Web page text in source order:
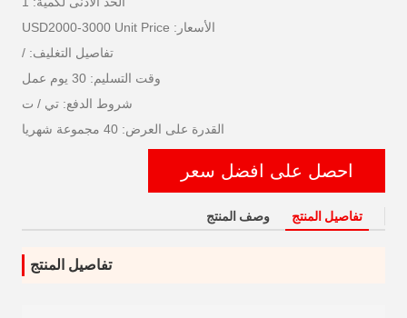
الأسعار: USD2000-3000 Unit Price
تفاصيل التغليف: /
وقت التسليم: 30 يوم عمل
شروط الدفع: تي / ت
القدرة على العرض: 40 مجموعة شهريا
احصل على افضل سعر
تفاصيل المنتج وصف المنتج
تفاصيل المنتج